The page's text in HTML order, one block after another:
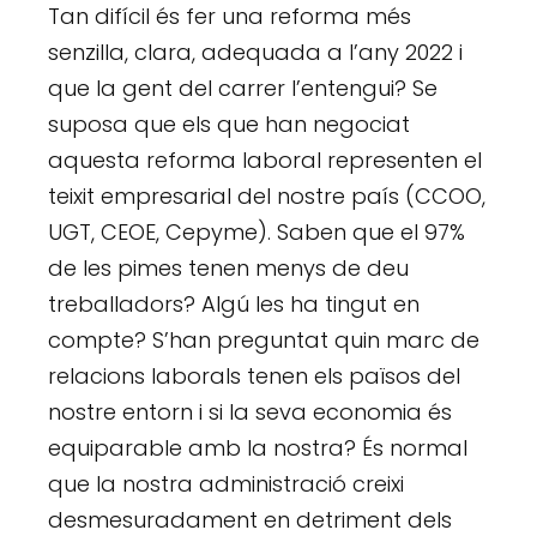
Tan difícil és fer una reforma més
senzilla, clara, adequada a l’any 2022 i
que la gent del carrer l’entengui? Se
suposa que els que han negociat
aquesta reforma laboral representen el
teixit empresarial del nostre país (CCOO,
UGT, CEOE, Cepyme). Saben que el 97%
de les pimes tenen menys de deu
treballadors? Algú les ha tingut en
compte? S’han preguntat quin marc de
relacions laborals tenen els països del
nostre entorn i si la seva economia és
equiparable amb la nostra? És normal
que la nostra administració creixi
desmesuradament en detriment dels